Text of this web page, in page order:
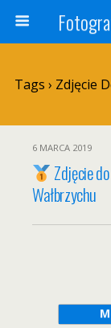
Tags › Zdjęcie
6 MARCA 2019
Zdjęcie
Wałbrzychu